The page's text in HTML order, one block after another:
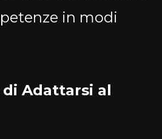
in modi
di Adattarsi al